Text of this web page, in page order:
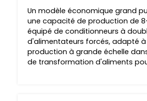
Un modèle économique grand
une capacité de production de
équipé de conditionneurs à
d'alimentateurs forcés, adapté à
production à grande échelle
de transformation d'aliments